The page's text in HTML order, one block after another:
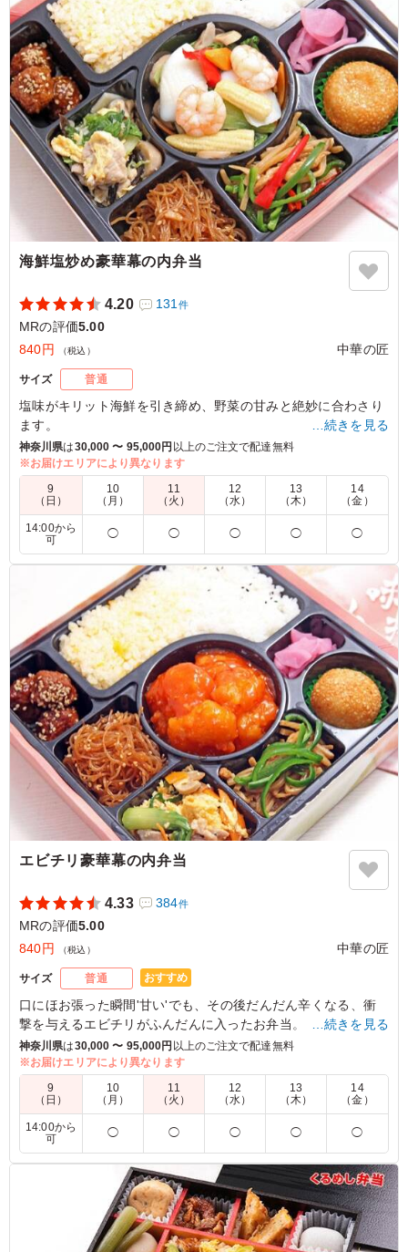
ごく良かったです。
ご利用シーン：会食・接待›MR
東京都板橋区大谷口
2024/07/24
海鮮塩炒め豪華幕の内弁当
4.20 131 件
MRの評価5.00
840円
（税込） 中華の匠
サイズ 普通
塩味がキリット海鮮を引き締め、野菜の甘みと絶妙に合わさり
ます。
ご飯が進む海鮮料理を是非ご堪能ください。
メイン以外も超豪華な幕の内弁当です。
※ご飯は「チャーハンと白米のハーフ&ハーフ」「チャーハン
のみ」「白米のみ」からお選びいただけます。
5.0
濃い目の味付けで注文させていただきました。熱くなって
きたので脱水症状、熱中症対策にも濃いめが良いかと思い
ました。メインのおかずだけでなく他のおかずも味がしっ
かりしており、どれもおいしかった
ご利用シーン：会食・接待 ›
MR
東京都練馬区高野台 2024/07/24
…続きを見る
神奈川県は30,000 〜 95,000円 以上のご注文で配達無料
※お届けエリアにより異なります
9
（日）
10
（月）
11
（火）
12
（水）
13
（木）
14
（金）
14:00から
可
◯ ◯ ◯ ◯ ◯
エビチリ豪華幕の内弁当
4.33 384件
MRの評価5.00
840円
（税込） 中華の匠
サイズ 普通 おすすめ
口にほお張った瞬間'甘い'でも、その後だんだん辛くなる、衝
撃を与えるエビチリがふんだんに入ったお弁当。
メイン以外も超豪華な幕の内弁当です。
※ご飯は「チャーハンと白米のハーフ&ハーフ」「チャーハン
のみ」「白米のみ」からお選びいただけます。
5.0
エビチリ弁当は、プリプリのエビと甘辛いチリソースが絶
妙にマッチして、食べ応え抜群でした。ご飯との相性も抜
群で、一口食べるたびに幸せな気持ちになりました。また
食べたいと思わせる美味しさです。
…続きを見る
神奈川県は30,000 〜 95,000円 以上のご注文で配達無料
※お届けエリアにより異なります
9
（日）
10
（月）
11
（火）
12
（水）
13
（木）
14
（金）
14:00から
可
◯ ◯ ◯ ◯ ◯